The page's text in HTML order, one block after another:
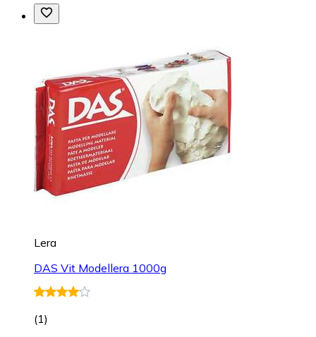
Lera
DAS Vit Modellera 1000g
(1)